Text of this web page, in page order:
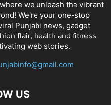
we unleash the vibrant
We're your one-stop
Punjabi news, gadget
flair, health and fitness
web stories.
US